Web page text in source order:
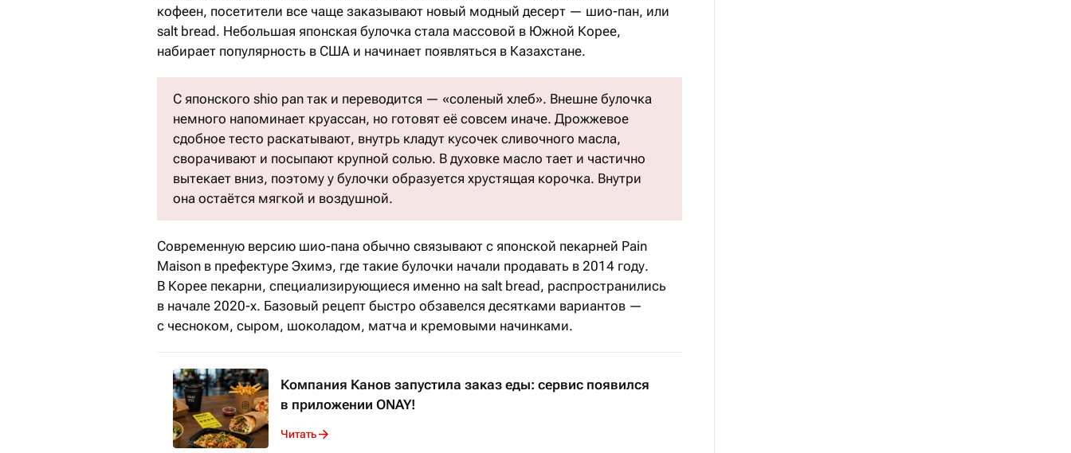
кофеен, посетители все чаще заказывают новый модный десерт — шио-пан, или
salt bread. Небольшая японская булочка стала массовой в Южной Корее,
набирает популярность в США и начинает появляться в Казахстане.
С японского shio pan так и переводится — «соленый хлеб». Внешне булочка
немного напоминает круассан, но готовят её совсем иначе. Дрожжевое
сдобное тесто раскатывают, внутрь кладут кусочек сливочного масла,
сворачивают и посыпают крупной солью. В духовке масло тает и частично
вытекает вниз, поэтому у булочки образуется хрустящая корочка. Внутри
она остаётся мягкой и воздушной.
Современную версию шио-пана обычно связывают с японской пекарней Pain
Maison в префектуре Эхимэ, где такие булочки начали продавать в 2014 году.
В Корее пекарни, специализирующиеся именно на salt bread, распространились
в начале 2020-х. Базовый рецепт быстро обзавелся десятками вариантов —
с чесноком, сыром, шоколадом, матча и кремовыми начинками.
Компания Канов запустила заказ еды: сервис появился
в приложении ONAY!
Читать